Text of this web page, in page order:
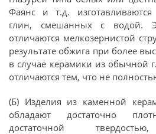
Фаянс и т.д.
глин, смешанных с водой.
отличаются мелкозернистой
результате обжига при более
в случае керамики из обычной
отличаются тем, что не
(Б) Изделия из каменной
обладают достаточно
достаточной